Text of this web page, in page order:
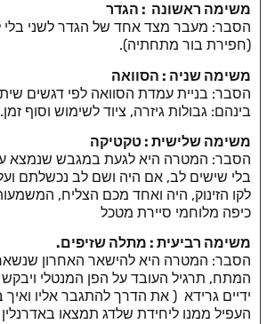
משימה ראשונה : הגדר
הסבר: מעבר מצד אחד של הגדר לשני בלי
(חפירת בור מתחתיה).
משימה שניה : הסוואה
הסבר: בניית עמדת הסוואה לפי דגשים
בינהם: גבולות גיזרה, ציוד לשימוש וסוף זמן.
משימה שלישית : טקטיקה
הסבר: המטרה היא לגעת במגבש שנמצא
בלי שישים לב, אם היה ושם לב נכשלתם
לקו הזינוק, היה ואחד מכם הצליח,
כיפה מלוחמי סיירת מטכל
משימה רביעית : מתלה שזיפים.
הסבר: המטרה היא להישאר האחרון
המתח, תרגיל העובד על הפן המנטלי
ידיים גרידא ( את הדרך להתגבר אליו ואיך
העפיל ממנו ליחידת שלדג תמצאו